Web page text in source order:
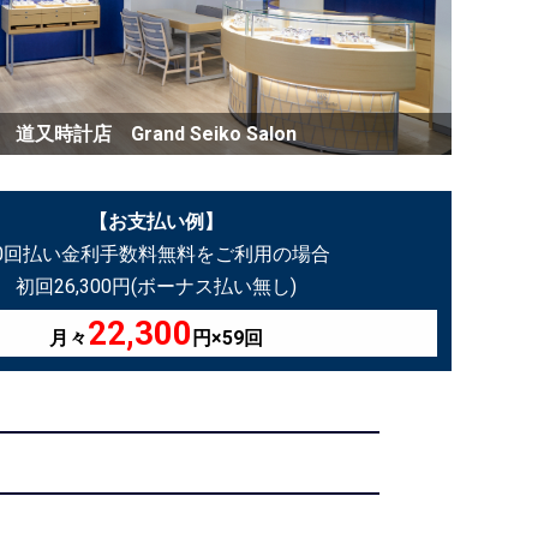
道又時計店 Grand Seiko Salon
【お支払い例】
払い金利手数料無料をご利用の場合
初回26,300円(ボーナス払い無し)
月々22,300 円×59回